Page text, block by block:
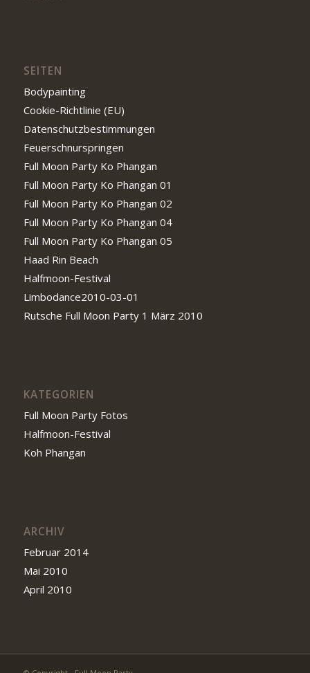
SEITEN
Bodypainting
Cookie-Richtlinie (EU)
Datenschutzbestimmungen
Feuerschnurspringen
Full Moon Party Ko Phangan
Full Moon Party Ko Phangan 01
Full Moon Party Ko Phangan 02
Full Moon Party Ko Phangan 04
Full Moon Party Ko Phangan 05
Haad Rin Beach
Halfmoon-Festival
Limbodance2010-03-01
Rutsche Full Moon Party 1 März 2010
KATEGORIEN
Full Moon Party Fotos
Halfmoon-Festival
Koh Phangan
ARCHIV
Februar 2014
Mai 2010
April 2010